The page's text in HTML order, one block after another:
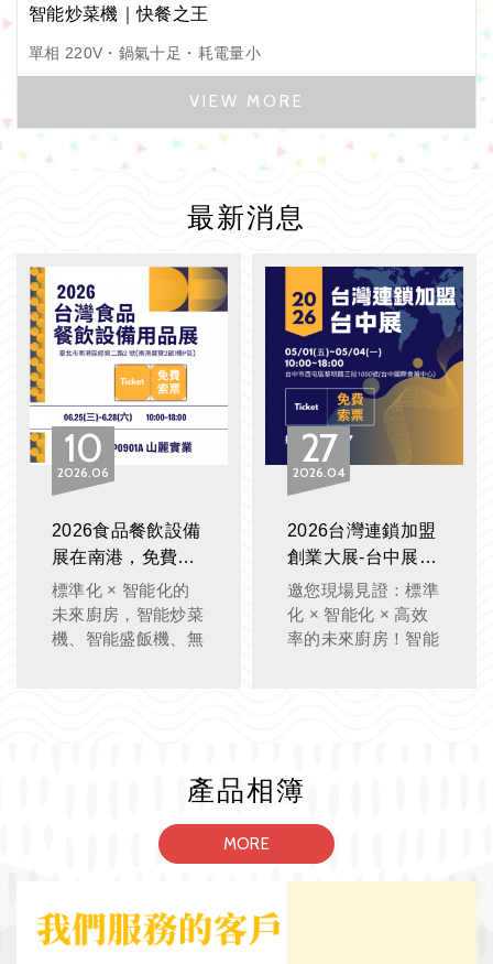
智能炒菜機｜快餐之王
單相 220V・鍋氣十足・耗電量小
最新消息
1006
2026
2026食品餐飲設備
展在南港，免費索
票！限時展覽優惠
價！
標準化 × 智能化的
未來廚房，智能炒菜
機、智能盛飯機、無
2704
2026
2026台灣連鎖加盟
創業大展-台中展，
免費索票！
邀您現場見證：標準
化 × 智能化 × 高效
率的未來廚房！智能
產品相簿
MORE